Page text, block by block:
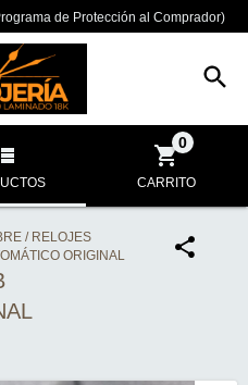
de Protección al Comprador)
CARRITO
0
/ RELOJES
ORIGINAL